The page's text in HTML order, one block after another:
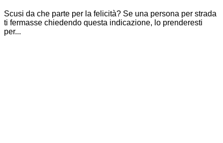
Scusi da che parte per la felicità? Se una persona per strada
ti fermasse chiedendo questa indicazione, lo prenderesti
per...